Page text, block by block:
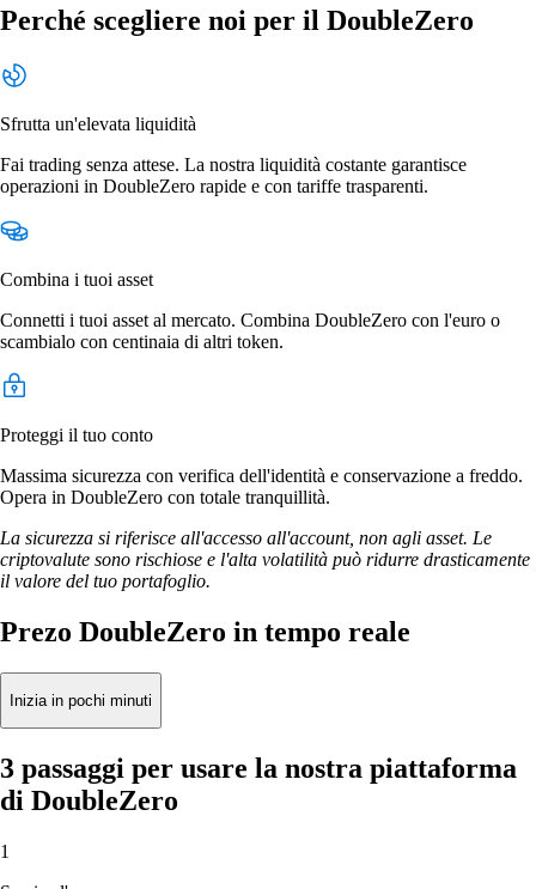
Perché scegliere noi per il DoubleZero
Sfrutta un'elevata liquidità
Fai trading senza attese. La nostra liquidità costante garantisce
operazioni in DoubleZero rapide e con tariffe trasparenti.
Combina i tuoi asset
Connetti i tuoi asset al mercato. Combina DoubleZero con l'euro o
scambialo con centinaia di altri token.
Proteggi il tuo conto
Massima sicurezza con verifica dell'identità e conservazione a freddo.
Opera in DoubleZero con totale tranquillità.
La sicurezza si riferisce all'accesso all'account, non agli asset. Le
criptovalute sono rischiose e l'alta volatilità può ridurre drasticamente
il valore del tuo portafoglio.
Prezo DoubleZero in tempo reale
Inizia in pochi minuti
3 passaggi per usare la nostra piattaforma
di DoubleZero
1